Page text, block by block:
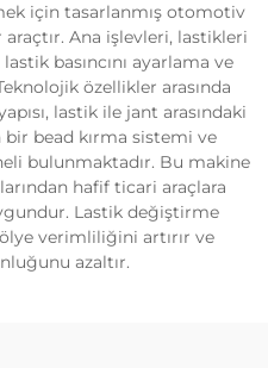
için tasarlanmış otomotiv
Ana işlevleri, lastikleri
basıncını ayarlama ve
özellikler arasında
lastik ile jant arasındaki
bir bead kırma sistemi ve
bulunmaktadır. Bu makine
hafif ticari araçlara
Lastik değiştirme
verimliliğini artırır ve
azaltır.